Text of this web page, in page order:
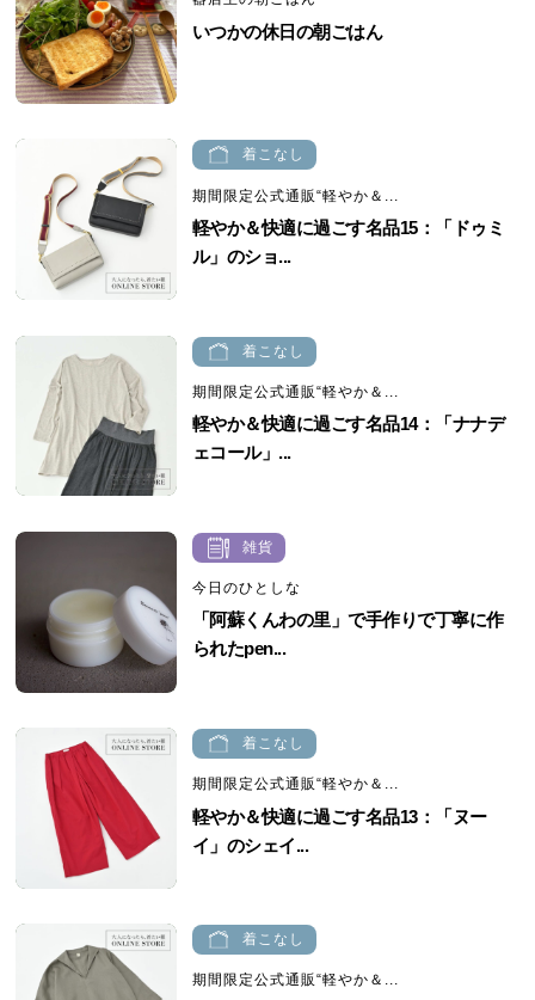
いつかの休日の朝ごはん
着こなし
期間限定公式通販“軽やか＆...
軽やか＆快適に過ごす名品15：「ドゥミ
ル」のショ...
着こなし
期間限定公式通販“軽やか＆...
軽やか＆快適に過ごす名品14：「ナナデ
ェコール」...
雑貨
今日のひとしな
「阿蘇くんわの里」で手作りで丁寧に作
られたpen...
着こなし
期間限定公式通販“軽やか＆...
軽やか＆快適に過ごす名品13：「ヌー
イ」のシェイ...
着こなし
期間限定公式通販“軽やか＆...